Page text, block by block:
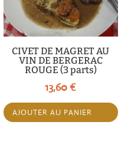
CIVET DE MAGRET AU
VIN DE BERGERAC
ROUGE (3 parts)
13,60€
AJOUTER AU PANIER